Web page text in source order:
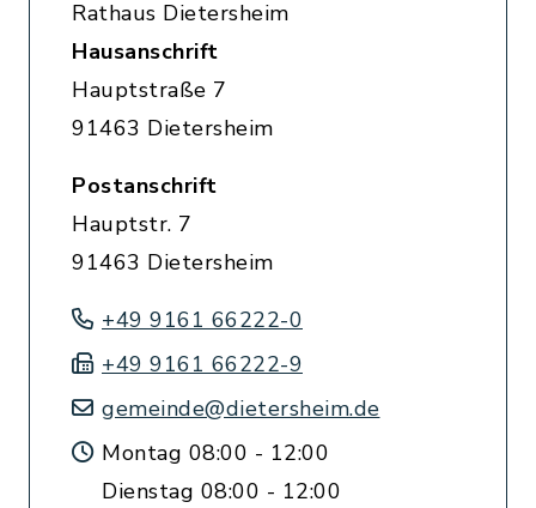
Rathaus Dietersheim
Hausanschrift
Hauptstraße 7
91463 Dietersheim
Postanschrift
Hauptstr. 7
91463 Dietersheim
+49 9161 66222-0
+49 9161 66222-9
gemeinde@dietersheim.de
Montag 08:00 - 12:00
Dienstag 08:00 - 12:00